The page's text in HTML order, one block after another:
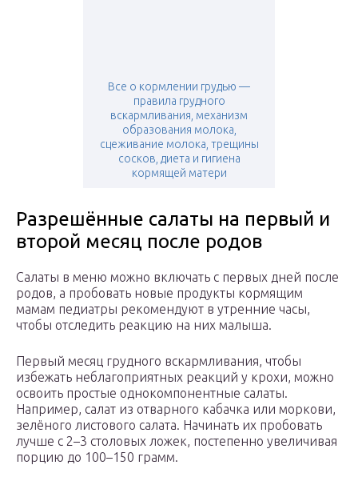
Все о кормлении грудью —
правила грудного
вскармливания, механизм
образования молока,
сцеживание молока, трещины
сосков, диета и гигиена
кормящей матери
Разрешённые салаты на первый и
второй месяц после родов
Салаты в меню можно включать с первых дней после
родов, а пробовать новые продукты кормящим
мамам педиатры рекомендуют в утренние часы,
чтобы отследить реакцию на них малыша.
Первый месяц грудного вскармливания, чтобы
избежать неблагоприятных реакций у крохи, можно
освоить простые однокомпонентные салаты.
Например, салат из отварного кабачка или моркови,
зелёного листового салата. Начинать их пробовать
лучше с 2–3 столовых ложек, постепенно увеличивая
порцию до 100–150 грамм.